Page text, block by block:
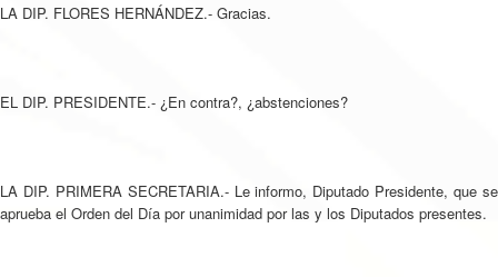
LA DIP. FLORES HERNÁNDEZ.- Gracias.
EL DIP. PRESIDENTE.- ¿En contra?, ¿abstenciones?
LA DIP. PRIMERA SECRETARIA.- Le informo, Diputado Presidente, que se
aprueba el Orden del Día por unanimidad por las y los Diputados presentes.